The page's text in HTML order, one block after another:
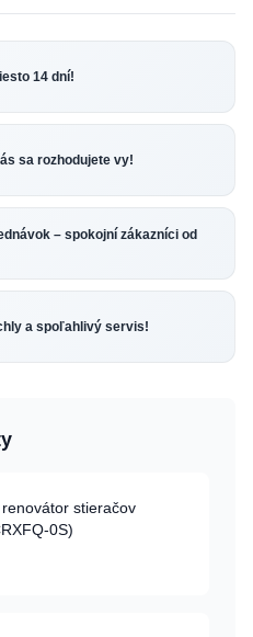
14 dní!
sa rozhodujete vy!
– spokojní zákazníci od
a spoľahlivý servis!
stieračov
0S)